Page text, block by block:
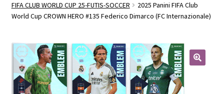
FIFA CLUB WORLD CUP 25-FUTIS-SOCCER
2025 Panini FIFA Club
World Cup CROWN HERO #135 Federico Dimarco (FC Internazionale)